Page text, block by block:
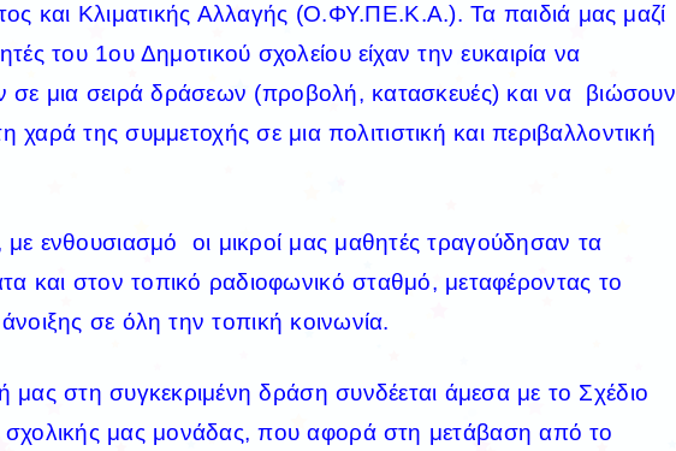
και Κλιματικής Αλλαγής (Ο.ΦΥ.ΠΕ.Κ.Α.). Τα παιδιά μας μαζί
του 1ου Δημοτικού σχολείου είχαν την ευκαιρία να
σε μια σειρά δράσεων (προβολή, κατασκευές) και να βιώσουν
χαρά της συμμετοχής σε μια πολιτιστική και περιβαλλοντική
ενθουσιασμό οι μικροί μας μαθητές τραγούδησαν τα
και στον τοπικό ραδιοφωνικό σταθμό, μεταφέροντας το
σε όλη την τοπική κοινωνία.
μας στη συγκεκριμένη δράση συνδέεται άμεσα με το Σχέδιο
μας μονάδας, που αφορά στη μετάβαση από το